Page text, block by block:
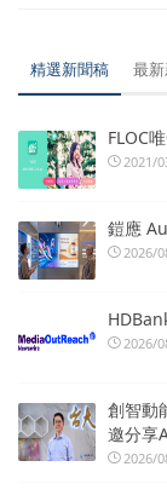
精選新聞稿 最
FLOC
2021/
鎧應
2026/
2026/
創智動
邀分享
2026/